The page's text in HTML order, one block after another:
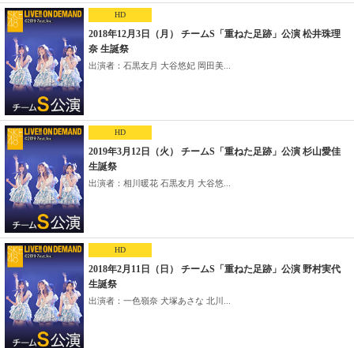
HD
2018年12月3日（月） チームS「重ねた足跡」公演 松井珠理
奈 生誕祭
出演者：石黒友月 大谷悠妃 岡田美...
HD
2019年3月12日（火） チームS「重ねた足跡」公演 杉山愛佳
生誕祭
出演者：相川暖花 石黒友月 大谷悠...
HD
2018年2月11日（日） チームS「重ねた足跡」公演 野村実代
生誕祭
出演者：一色嶺奈 犬塚あさな 北川...